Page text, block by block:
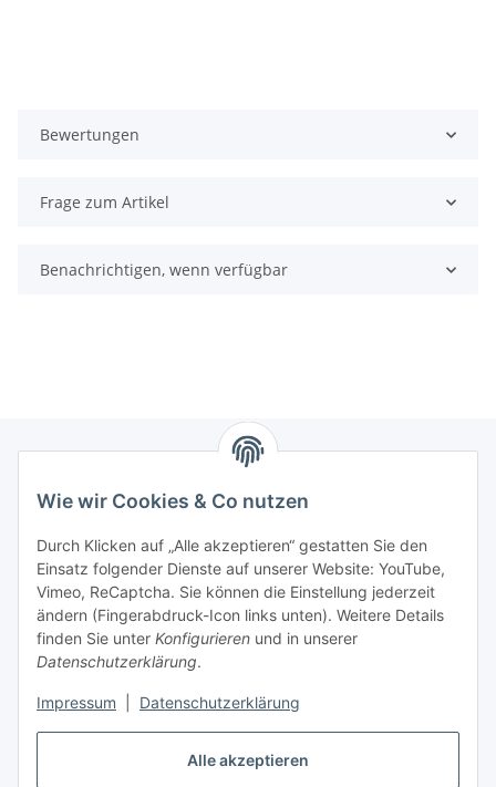
Alle akzeptieren
Wie wir Cookies & Co nutzen
Durch Klicken auf „Alle akzeptieren“ gestatten Sie den
Einsatz folgender Dienste auf unserer Website: YouTube,
Vimeo, ReCaptcha. Sie können die Einstellung jederzeit
ändern (Fingerabdruck-Icon links unten). Weitere Details
finden Sie unter Konfigurieren und in unserer
Datenschutzerklärung.
Impressum Datenschutzerklärung
Bewertungen
Frage zum Artikel
Benachrichtigen, wenn verfügbar
Zahlungsmöglichkeiten
Versandinformationen
Gesetzliche Informationen